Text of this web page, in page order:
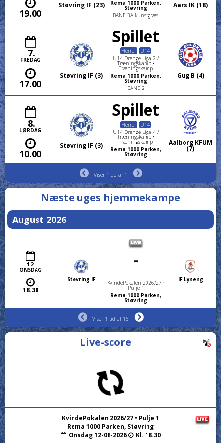
19.00
Støvring IF (23)
Rema 1000 Parken,
Støvring
BANE 3A kunstgræs
Aars IK (18)
7.
FREDAG
17.00
Støvring IF (3)
Spillet
Herrer
U14
U14 Drenge Liga 2 /
Træningskamp •
Træningskamp
Rema 1000 Parken,
Støvring
BANE 2
Gug B (4)
8.
LØRDAG
10.00
Støvring IF (3)
Spillet
Herrer
U14
U14 Drenge Liga 4 /
Træningskamp •
Træningskamp
Rema 1000 Parken,
Støvring
Aalborg KFUM
(7)
Viser 1 ud af 1
Næste uges hjemmekampe
August 2026
12.
ONSDAG
18.30
Støvring IF
-
KvindePokalen 2026/27 •
Pulje 1
Rema 1000 Parken,
Støvring
IF Lyseng
Viser 1 ud af 16
Live-score
KvindePokalen 2026/27 • Pulje 1
Rema 1000 Parken, Støvring
Onsdag 12-08-2026
Kl. 18.30